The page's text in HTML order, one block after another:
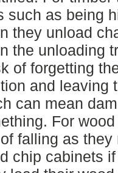
such as being
they unload
the unloading
of forgetting
and leaving
can mean
For
falling as
chip cabinets